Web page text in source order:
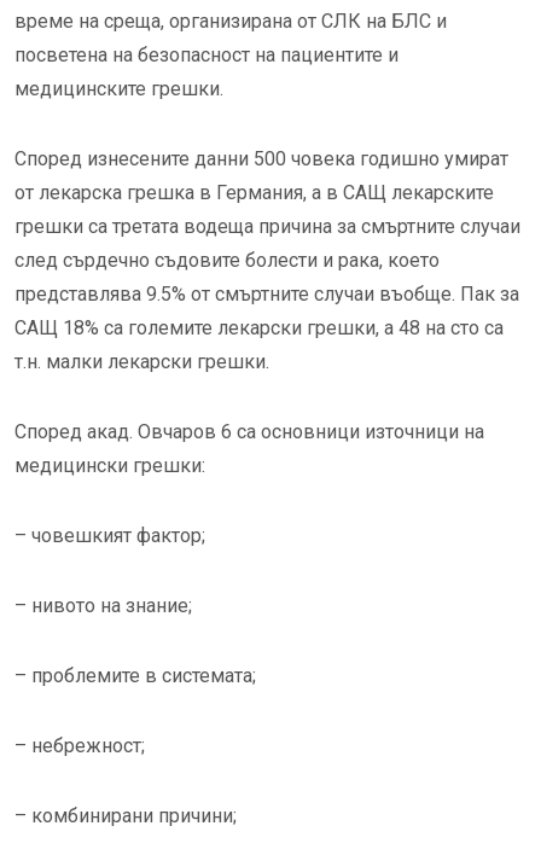
време на среща, организирана от СЛК на БЛС и
посветена на безопасност на пациентите и
медицинските грешки.
Според изнесените данни 500 човека годишно умират
от лекарска грешка в Германия, а в САЩ лекарските
грешки са третата водеща причина за смъртните случаи
след сърдечно съдовите болести и рака, което
представлява 9.5% от смъртните случаи въобще. Пак за
САЩ 18% са големите лекарски грешки, а 48 на сто са
т.н. малки лекарски грешки.
Според акад. Овчаров 6 са основници източници на
медицински грешки:
– човешкият фактор;
– нивото на знание;
– проблемите в системата;
– небрежност;
– комбинирани причини;